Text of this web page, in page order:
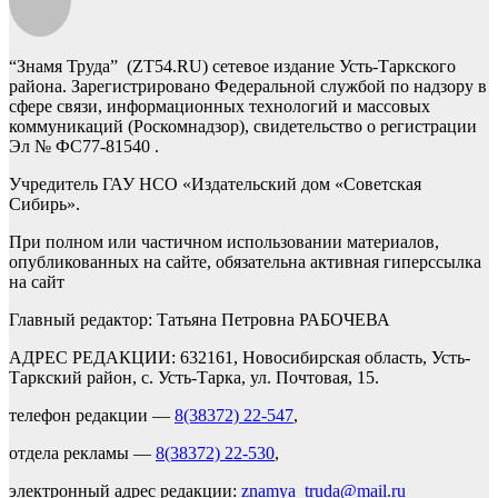
“Знамя Труда” (ZT54.RU) сетевое издание Усть-Таркского
района. Зарегистрировано Федеральной службой по надзору в
сфере связи, информационных технологий и массовых
коммуникаций (Роскомнадзор), свидетельство о регистрации
Эл № ФС77-81540 .
Учредитель ГАУ НСО «Издательский дом «Советская
Сибирь».
При полном или частичном использовании материалов,
опубликованных на сайте, обязательна активная гиперссылка
на сайт
Главный редактор: Татьяна Петровна РАБОЧЕВА
АДРЕС РЕДАКЦИИ: 632161, Новосибирская область, Усть-
Таркский район, с. Усть-Тарка, ул. Почтовая, 15.
телефон редакции — 8(38372) 22-547,
отдела рекламы — 8(38372) 22-530,
электронный адрес редакции: znamya_truda@mail.ru